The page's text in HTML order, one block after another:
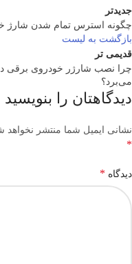
جدیدتر
چگونه استرس تمام شدن شارژ
بازگشت به لیست
قدیمی تر
چرا نصب شارژر خودروی برقی
می‌برد؟
دیدگاهتان را بنویسید
نشانی ایمیل شما منتشر نخواهد
*
دیدگاه *